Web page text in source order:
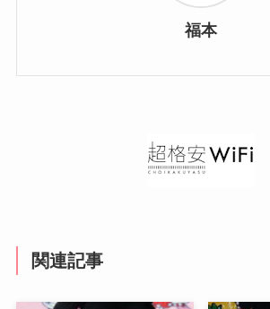
福本
関連記事